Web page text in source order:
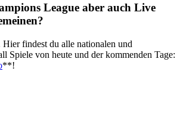
League aber auch Live
findest du alle nationalen und
Spiele von heute und der kommenden Tage:
**!